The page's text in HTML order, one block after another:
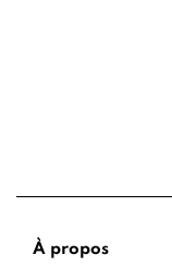
À propos